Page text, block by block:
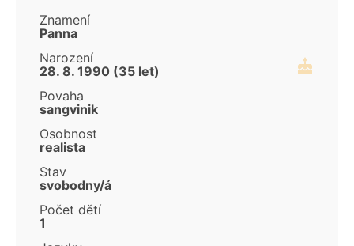
Znamení
Panna
Narození
28. 8. 1990 (35 let)
Povaha
sangvinik
Osobnost
realista
Stav
svobodny/á
Počet dětí
1